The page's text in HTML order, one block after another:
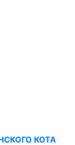
КОТА